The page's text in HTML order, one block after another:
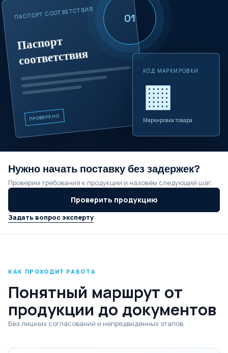
ПАСПОРТ СООТВЕТСТВИЯ
Паспорт
соответствия
ПРОВЕРЕНО
КОД МАРКИРОВКИ
▦
Маркировка товара
01
Нужно начать поставку без задержек?
Проверим требования к продукции и назовём следующий шаг.
Проверить продукцию
Задать вопрос эксперту
КАК ПРОХОДИТ РАБОТА
Понятный маршрут от
продукции до документов
Без лишних согласований и непредвиденных этапов.